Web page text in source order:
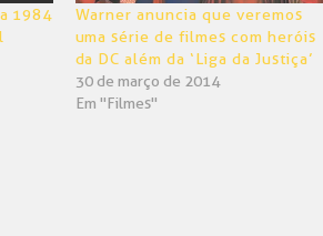
1984
Warner anuncia que veremos
uma série de filmes com heróis
da DC além da ‘Liga da Justiça’
30 de março de 2014
Em "Filmes"